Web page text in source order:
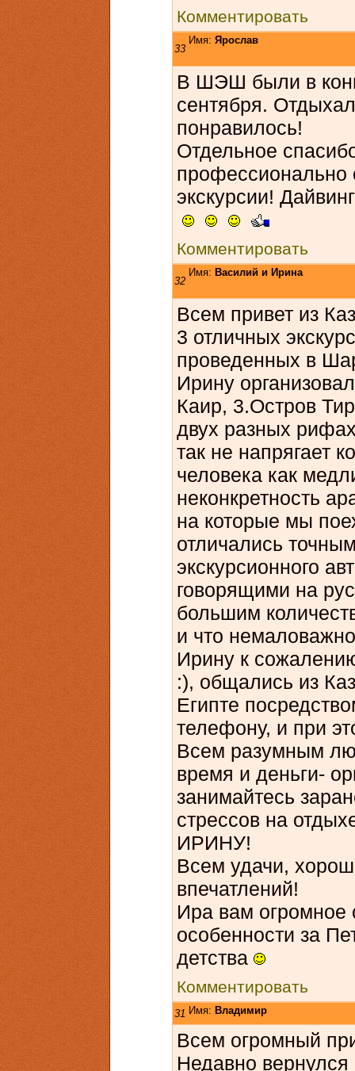
Комментировать
33
Имя: Ярослав
В ШЭШ были в
сентября.
понравилось!
Отдельное
профессионально
экскурсии!
Комментировать
32
Имя: Василий и Ирина
Всем привет из
3 отличных
проведенных в
Ирину
Каир, 3.Остров
двух разных
так не напрягает
человека как
неконкретность
на которые мы
отличались
экскурсионного
говорящими на
большим
и что
Ирину к
:), общались из
Египте
телефону, и при
Всем разумным
время и деньги-
занимайтесь
стрессов на
ИРИНУ!
Всем удачи,
впечатлений!
Ира вам огромное
особенности за
детства
Комментировать
31 Имя: Владимир
Всем огромный
Недавно